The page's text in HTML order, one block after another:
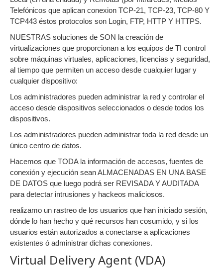
Telefónicos que aplican conexion TCP-21, TCP-23, TCP-80 Y
TCP443 éstos protocolos son Login, FTP, HTTP Y HTTPS.
NUESTRAS soluciones de SON la creación de
virtualizaciones que proporcionan a los equipos de TI control
sobre máquinas virtuales, aplicaciones, licencias y seguridad,
al tiempo que permiten un acceso desde cualquier lugar y
cualquier dispositivo:
Los administradores pueden administrar la red y controlar el
acceso desde dispositivos seleccionados o desde todos los
dispositivos.
Los administradores pueden administrar toda la red desde un
único centro de datos.
Hacemos que TODA la información de accesos, fuentes de
conexión y ejecución sean ALMACENADAS EN UNA BASE
DE DATOS que luego podrá ser REVISADA Y AUDITADA
para detectar intrusiones y hackeos maliciosos.
realizamo un rastreo de los usuarios que han iniciado sesión,
dónde lo han hecho y qué recursos han cosumido, y si los
usuarios están autorizados a conectarse a aplicaciones
existentes ó administrar dichas conexiones.
Virtual Delivery Agent (VDA)